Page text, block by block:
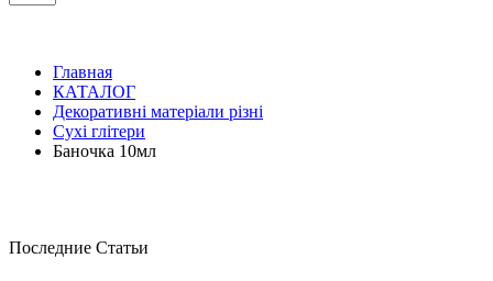
Главная
КАТАЛОГ
Декоративні матеріали різні
Сухі глітери
Баночка 10мл
Последние Статьи